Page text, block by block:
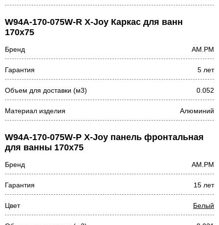
W94A-170-075W-R X-Joy Каркас для ванн
170х75
Бренд AM.PM
Гарантия 5 лет
Объем для доставки (м3) 0.052
Материал изделия Алюминий
W94A-170-075W-P X-Joy панель фронтальная
для ванны 170х75
Бренд AM.PM
Гарантия 15 лет
Цвет Белый